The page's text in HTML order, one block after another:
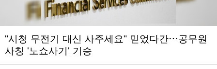
"시청 무전기 대신 사주세요" 믿었다간⋯공무원
사칭 '노쇼사기' 기승